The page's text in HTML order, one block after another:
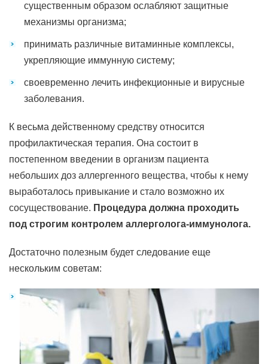
существенным образом ослабляют защитные
механизмы организма;
принимать различные витаминные комплексы,
укрепляющие иммунную систему;
своевременно лечить инфекционные и вирусные
заболевания.
К весьма действенному средству относится
профилактическая терапия. Она состоит в
постепенном введении в организм пациента
небольших доз аллергенного вещества, чтобы к нему
выработалось привыкание и стало возможно их
сосуществование. Процедура должна проходить
под строгим контролем аллерголога-иммунолога.
Достаточно полезным будет следование еще
нескольким советам: